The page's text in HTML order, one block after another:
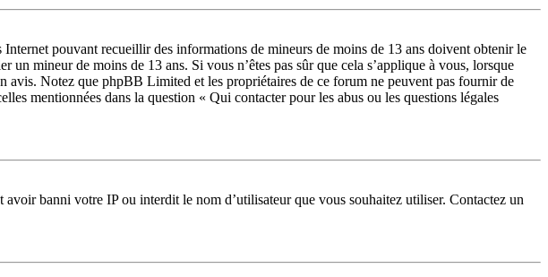
pouvant recueillir des informations de mineurs de moins de 13 ans doivent obtenir le
mineur de moins de 13 ans. Si vous n’êtes pas sûr que cela s’applique à vous, lorsque
Notez que phpBB Limited et les propriétaires de ce forum ne peuvent pas fournir de
mentionnées dans la question « Qui contacter pour les abus ou les questions légales
banni votre IP ou interdit le nom d’utilisateur que vous souhaitez utiliser. Contactez un